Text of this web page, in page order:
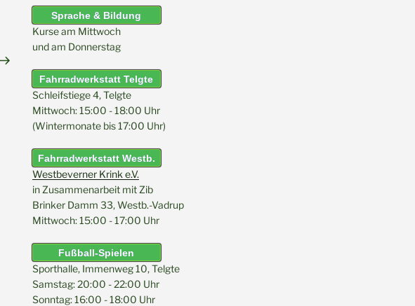
Nächster
Beitrag
Sprache & Bildung
Kurse am Mittwoch
und am Donnerstag
Fahrradwerkstatt Telgte
Schleifstiege 4, Telgte
Mittwoch: 15:00 - 18:00 Uhr
(Wintermonate bis 17:00 Uhr)
Fahrradwerkstatt Westb.
Westbeverner Krink e.V.
in Zusammenarbeit mit Zib
Brinker Damm 33, Westb.-Vadrup
Mittwoch: 15:00 - 17:00 Uhr
Fußball-Spielen
Sporthalle, Immenweg 10, Telgte
Samstag: 20:00 - 22:00 Uhr
Sonntag: 16:00 - 18:00 Uhr